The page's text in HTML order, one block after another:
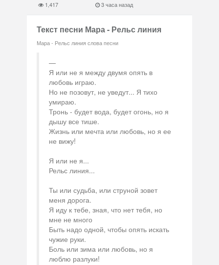
1,417
3 часа назад
Текст песни Мара - Рельс линия
Мара - Рельс линия слова песни
Я или не я между двумя опять в
любовь играю.
Но не позовут, не уведут... Я тихо
умираю.
Тронь - будет вода, будет огонь, но я
дышу все тише.
Жизнь или мечта или любовь, но я ее
не вижу!
Я или не я...
Рельс линия...
Ты или судьба, или струной зовет
меня дорога.
Я иду к тебе, зная, что нет тебя, но
мне не много
Быть надо одной, чтобы опять искать
чужие руки.
Боль или зима или любовь, но я
люблю разлуки!